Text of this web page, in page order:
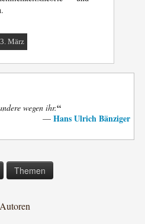
März
wegen ihr.“
— Hans Ulrich Bänziger
Themen